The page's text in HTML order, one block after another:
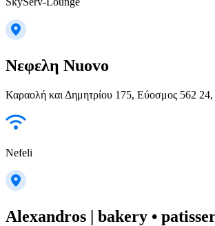
Νεφελη Nuovo
Καραολή και Δημητρίου 175, Εύοσμος 562
Nefeli
Alexandros | bakery •